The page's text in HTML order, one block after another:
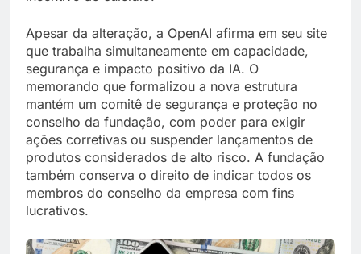
Apesar da alteração, a OpenAI afirma em seu site
que trabalha simultaneamente em capacidade,
segurança e impacto positivo da IA. O
memorando que formalizou a nova estrutura
mantém um comitê de segurança e proteção no
conselho da fundação, com poder para exigir
ações corretivas ou suspender lançamentos de
produtos considerados de alto risco. A fundação
também conserva o direito de indicar todos os
membros do conselho da empresa com fins
lucrativos.